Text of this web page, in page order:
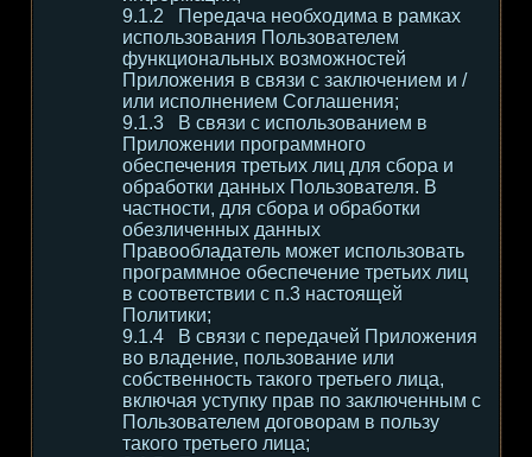
Передача необходима в рамках
использования Пользователем
функциональных возможностей
Приложения в связи с заключением и /
или исполнением Соглашения;
В связи с использованием в
Приложении программного
обеспечения третьих лиц для сбора и
обработки данных Пользователя. В
частности, для сбора и обработки
обезличенных данных
Правообладатель может использовать
программное обеспечение третьих лиц
в соответствии с п.3 настоящей
Политики;
В связи с передачей Приложения
во владение, пользование или
собственность такого третьего лица,
включая уступку прав по заключенным с
Пользователем договорам в пользу
такого третьего лица;